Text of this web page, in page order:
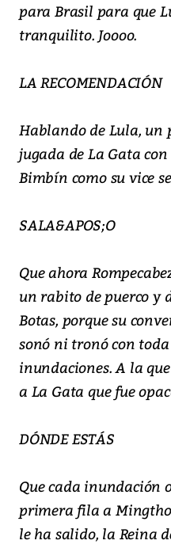
para Brasil para que
tranquilito. Joooo.
LA RECOMENDACIÓN
Hablando de Lula, un
jugada de La Gata
Bimbín como su vice
SALA&APOS;O
Que ahora
un rabito de puerco y
Botas, porque su
sonó ni tronó con
inundaciones. A la
a La Gata que fue
DÓNDE ESTÁS
Que cada inundación
primera fila a
le ha salido, la Reina